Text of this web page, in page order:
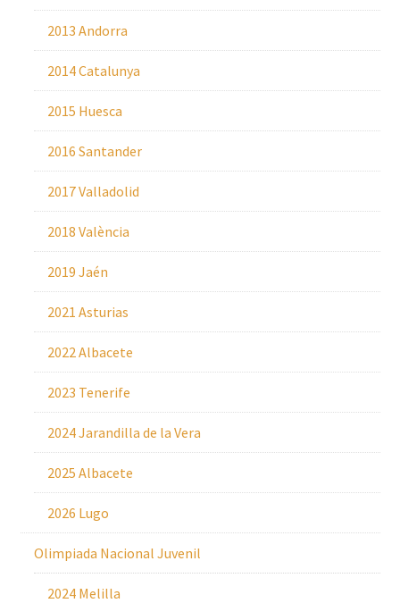
2013 Andorra
2014 Catalunya
2015 Huesca
2016 Santander
2017 Valladolid
2018 València
2019 Jaén
2021 Asturias
2022 Albacete
2023 Tenerife
2024 Jarandilla de la Vera
2025 Albacete
2026 Lugo
Olimpiada Nacional Juvenil
2024 Melilla